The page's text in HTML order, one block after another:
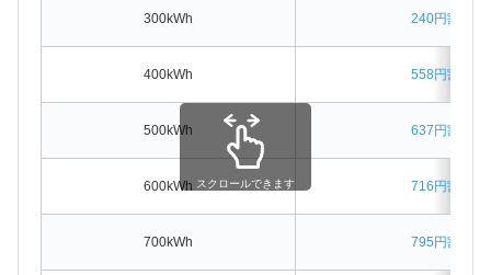
300kWh 240円割高
400kWh 558円割高
500kWh 637円割高
600kWh 716円割高
700kWh 795円割高
スクロールできます